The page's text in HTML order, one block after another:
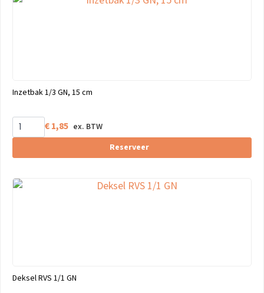
Inzetbak 1/3 GN, 15 cm
€1,85
Reserveer
Deksel RVS 1/1 GN